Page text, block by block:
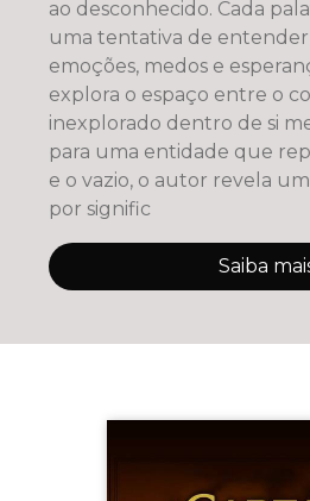
ao desconhecido. Cada
uma tentativa de entender
emoções, medos e
explora o espaço entre o
inexplorado dentro de si
para uma entidade que
e o vazio, o autor revela
por signific
Saiba